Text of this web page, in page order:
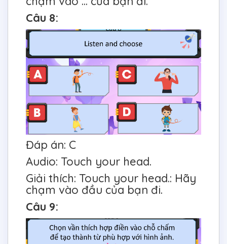
Câu 8:
Đáp án: C
Audio: Touch your head.
Giải thích: Touch your head.: Hãy
chạm vào đầu của bạn đi.
Câu 9: